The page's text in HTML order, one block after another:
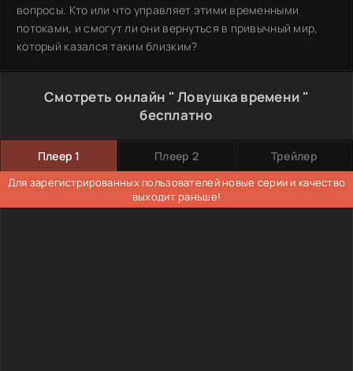
вопросы. Кто или что управляет этими временными
потоками, и смогут ли они вернуться в привычный мир,
который казался таким близким?
Смотреть онлайн " Ловушка времени "
бесплатно
Плеер 1 Плеер 2 Трейлер
Для зарегистрированных пользователей новые серии и качество
выходит раньше!